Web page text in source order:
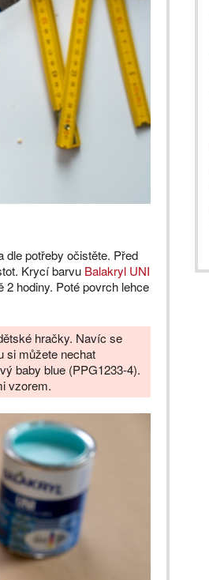
potřeby očistěte. Před
Krycí barvu Balakryl UNI
hodiny. Poté povrch lehce
hračky. Navíc se
si můžete nechat
baby blue (PPG1233-4).
vzorem.